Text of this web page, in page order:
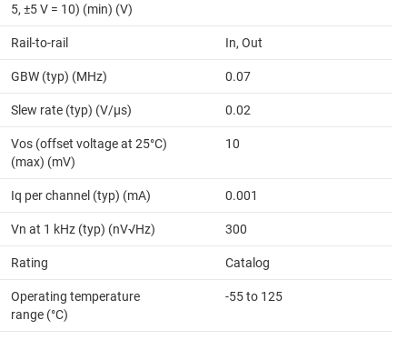
5, ±5 V = 10) (min) (V)
Rail-to-rail In, Out
GBW (typ) (MHz) 0.07
Slew rate (typ) (V/µs) 0.02
Vos (offset voltage at 25°C)
(max) (mV)
10
Iq per channel (typ) (mA) 0.001
Vn at 1 kHz (typ) (nV√Hz) 300
Rating Catalog
Operating temperature
range (°C)
-55 to 125